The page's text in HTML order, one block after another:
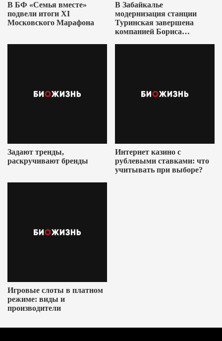
В БФ «Семья вместе»
подвели итоги XI
Московского Марафона
В Забайкалье
модернизация станции
Туринская завершена
компанией Бориса
Задают тренды,
раскручивают бренды
Интернет казино с
рублевыми ставками: что
учитывать при выборе?
Игровые слоты в платном
режиме: виды и
производители